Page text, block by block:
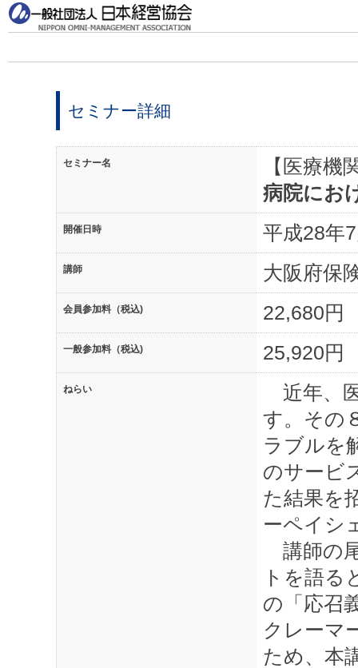
セミナー詳細
セミナー名
【医療機
病院にお
開催日時 平成28年
講師 大阪府
会員参加料（税込) 22,680円
一般参加料（税込) 25,920円
ねらい
近年、
す。その
ラブルを
のサービ
た結果を
ーペイシ
講師の
トを語る
の「応召
クレーマ
ため、本